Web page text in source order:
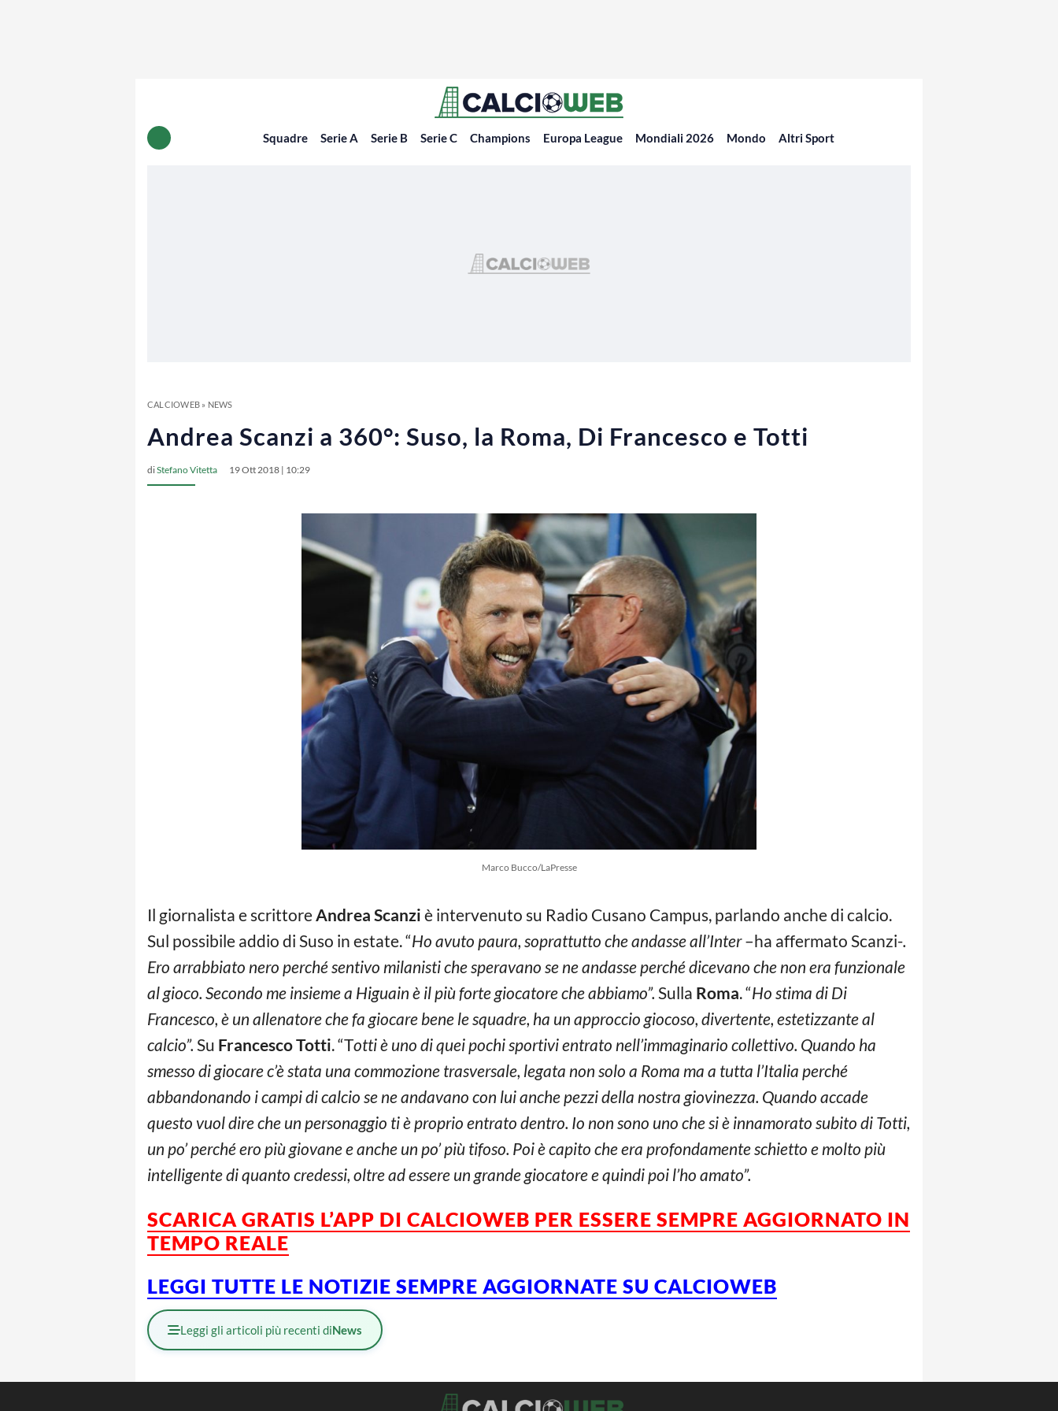
Squadre Serie A Serie B Serie C Champions Europa League Mondiali 2026 Mondo Altri Sport
CALCIOWEB» NEWS
Andrea Scanzi a 360°: Suso, la Roma, Di Francesco e Totti
diStefano Vitetta 19 Ott 2018 | 10:29
Marco Bucco/LaPresse
Il giornalista e scrittoreAndrea Scanzi è intervenuto su Radio Cusano Campus, parlando anche di calcio.
Sul possibile addio di Suso in estate. “Ho avuto paura, soprattutto che andasse all’Inter–ha affermato Scanzi-.
Ero arrabbiato nero perché sentivo milanisti che speravano se ne andasse perché dicevano che non era funzionale
al gioco. Secondo me insieme a Higuain è il più forte giocatore che abbiamo”. Sulla Roma. “Ho stima di Di
Francesco, è un allenatore che fa giocare bene le squadre, ha un approccio giocoso, divertente, estetizzante al
calcio”. Su Francesco Totti. “Totti è uno di quei pochi sportivi entrato nell’immaginario collettivo. Quando ha
smesso di giocare c’è stata una commozione trasversale, legata non solo a Roma ma a tutta l’Italia perché
abbandonando i campi di calcio se ne andavano con lui anche pezzi della nostra giovinezza. Quando accade
questo vuol dire che un personaggio ti è proprio entrato dentro. Io non sono uno che si è innamorato subito di Totti,
un po’ perché ero più giovane e anche un po’ più tifoso. Poi è capito che era profondamente schietto e molto più
intelligente di quanto credessi, oltre ad essere un grande giocatore e quindi poi l’ho amato”.
SCARICA GRATIS L’APP DI CALCIOWEB PER ESSERE SEMPRE AGGIORNATO IN
TEMPO REALE
LEGGI TUTTE LE NOTIZIE SEMPRE AGGIORNATE SU CALCIOWEB
Leggi gli articoli più recenti diNews